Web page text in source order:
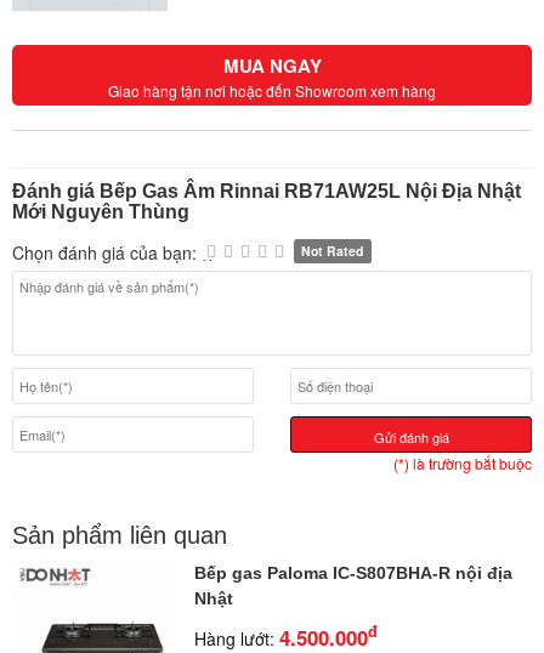
MUA NGAY
Giao hàng tận nơi hoặc đến Showroom xem hàng
Đánh giá Bếp Gas Âm Rinnai RB71AW25L Nội Địa Nhật
Mới Nguyên Thùng
Chọn đánh giá của bạn: Not Rated
Gửi đánh giá
(*) là trường bắt buộc
Sản phẩm liên quan
Bếp gas Paloma IC-S807BHA-R nội địa
Nhật
Hàng lướt: 4.500.000đ